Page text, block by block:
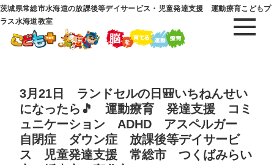
茨城県常総市水海道の放課後等デイサービス・児童発達支援 運動療育こどもプ
ラス水海道教室
3月21日 ランドセルの日🎒いちねんせい
になったら🎵 運動療育 発達支援 コミ
ュニケーション ADHD アスペルガー
自閉症 ダウン症 放課後等デイサービ
ス 児童発達支援 常総市 つくばみらい